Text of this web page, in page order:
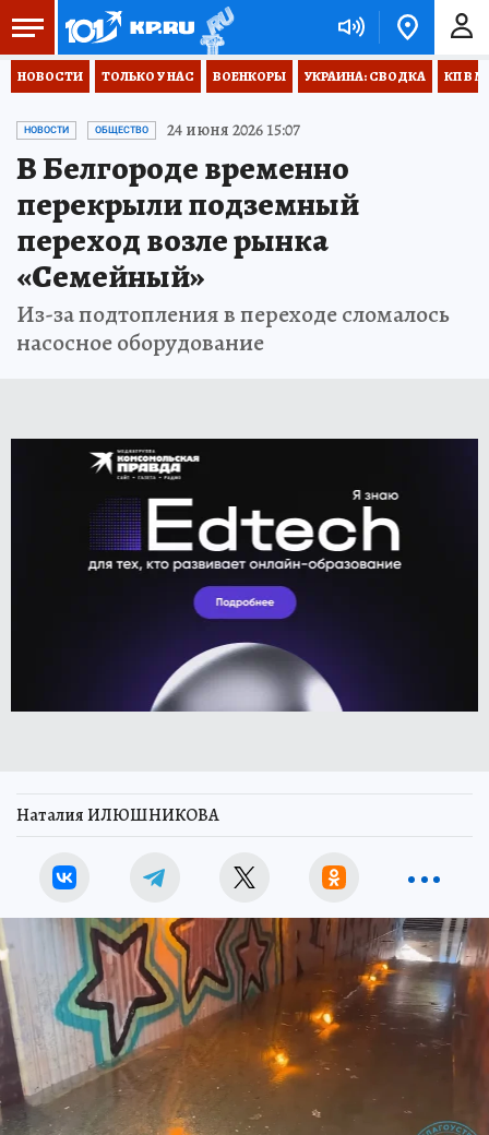
НОВОСТИ ТОЛЬКО У НАС ВОЕНКОРЫ УКРАИНА: СВОДКА КП В
НОВОСТИ ОБЩЕСТВО 24 июня 2026 15:07
В Белгороде временно
перекрыли подземный
переход возле рынка
«Семейный»
Из-за подтопления в переходе сломалось
насосное оборудование
Наталия ИЛЮШНИКОВА